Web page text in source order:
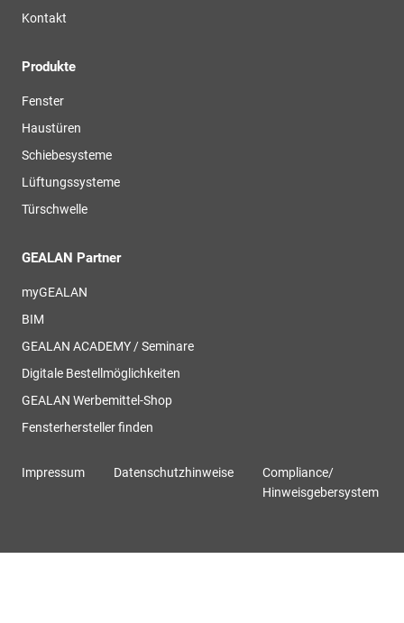
Kontakt
Produkte
Fenster
Haustüren
Schiebesysteme
Lüftungssysteme
Türschwelle
GEALAN Partner
myGEALAN
BIM
GEALAN ACADEMY / Seminare
Digitale Bestellmöglichkeiten
GEALAN Werbemittel-Shop
Fensterhersteller finden
Impressum Datenschutzhinweise
Compliance/
Hinweisgebersystem